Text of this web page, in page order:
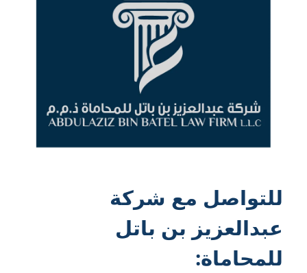
للتواصل مع شركة
عبدالعزيز بن باتل
للمحاماة: